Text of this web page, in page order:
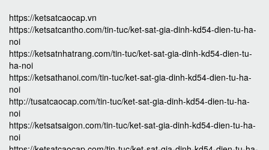
https://ketsatcaocap.vn
https://ketsatcantho.com/tin-tuc/ket-sat-gia-dinh-kd54-dien-tu-ha-
noi
https://ketsatnhatrang.com/tin-tuc/ket-sat-gia-dinh-kd54-dien-tu-
ha-noi
https://ketsathanoi.com/tin-tuc/ket-sat-gia-dinh-kd54-dien-tu-ha-
noi
http://tusatcaocap.com/tin-tuc/ket-sat-gia-dinh-kd54-dien-tu-ha-
noi
https://ketsatsaigon.com/tin-tuc/ket-sat-gia-dinh-kd54-dien-tu-ha-
noi